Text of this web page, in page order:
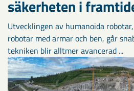
säkerheten i
Utvecklingen av humanoida
robotar med armar och ben, går
tekniken blir alltmer avancerad ...